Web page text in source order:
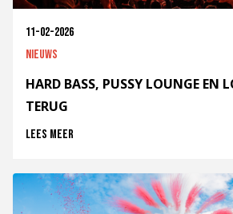
11-02-2026
Nieuws
HARD BASS, PUSSY LOUNGE EN
TERUG
Lees meer